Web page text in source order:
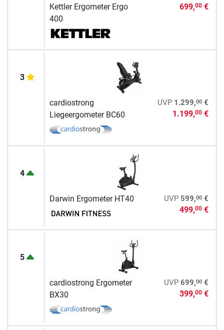
Kettler Ergometer Ergo
400
699,00€
3
cardiostrong
Liegeergometer BC60
UVP 1.299,00€
1.199,00€
4
Darwin Ergometer HT40 UVP 599,00€
499,00€
5
cardiostrong Ergometer
BX30
UVP 699,00€
399,00€